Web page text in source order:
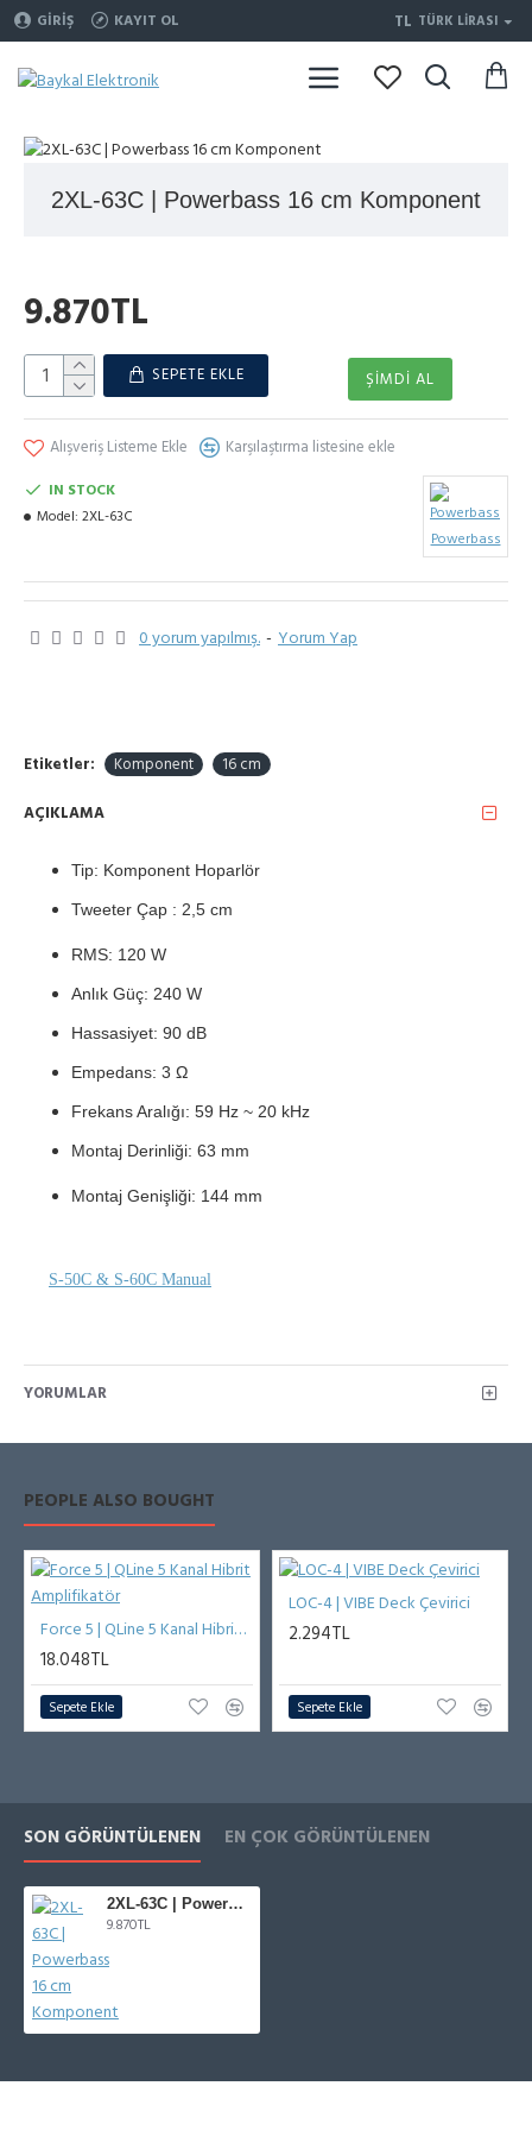
GIRIŞ KAYIT OL TL TÜRK LIRASI
2XL-63C | Powerbass 16 cm Komponent
IN STOCK
Model: 2XL-63C
Powerbass
0 yorum yapılmış. - Yorum Yap
9.870TL
SEPETE EKLE ŞIMDI AL
Alışveriş Listeme Ekle Karşılaştırma listesine ekle
Etiketler: Komponent 16 cm
AÇIKLAMA
Tip: Komponent Hoparlör
Tweeter Çap : 2,5 cm
RMS: 120 W
Anlık Güç: 240 W
Hassasiyet: 90 dB
Empedans: 3 Ω
Frekans Aralığı: 59 Hz ~ 20 kHz
Montaj Derinliği: 63 mm
Montaj Genişliği: 144 mm
S-50C & S-60C Manual
YORUMLAR
PEOPLE ALSO BOUGHT
Force 5 | QLine 5 Kanal Hibrit Amplifikatör
18.048TL
Sepete Ekle
LOC-4 | VIBE Deck Çevirici
2.294TL
Sepete Ekle
SON GÖRÜNTÜLENEN EN ÇOK GÖRÜNTÜLENEN
2XL-63C | Powerbass 16 cm Komponent
9.870TL